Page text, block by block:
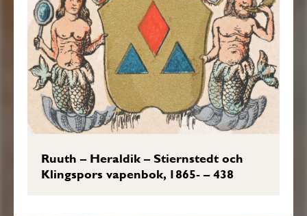
Ruuth – Heraldik – Stiernstedt och
Klingspors vapenbok, 1865- – 438